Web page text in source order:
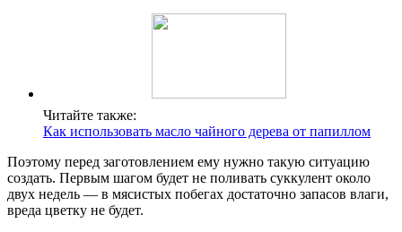
Читайте также:
Как использовать масло чайного дерева от папиллом
Поэтому перед заготовлением ему нужно такую ситуацию
создать. Первым шагом будет не поливать суккулент около
двух недель — в мясистых побегах достаточно запасов влаги,
вреда цветку не будет.